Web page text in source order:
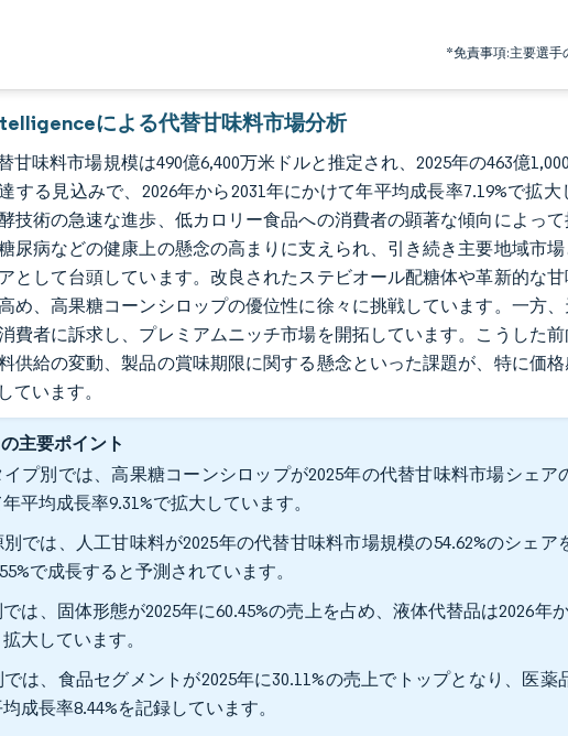
*免責事項:主要選手
による代替甘味料市場分析
甘味料市場規模は490億6,400万米ドルと推定され、2025年の463億
する見込みで、2026年から2031年にかけて年平均成長率7.19%で拡
技術の急速な進歩、低カロリー食品への消費者の顕著な傾向によっ
尿病などの健康上の懸念の高まりに支えられ、引き続き主要地域市
として台頭しています。改良されたステビオール配糖体や革新的な
め、高果糖コーンシロップの優位性に徐々に挑戦しています。一方
費者に訴求し、プレミアムニッチ市場を開拓しています。こうした
供給の変動、製品の賞味期限に関する懸念といった課題が、特に価
ています。
主要ポイント
プ別では、高果糖コーンシロップが2025年の代替甘味料市場シェア
平均成長率9.31%で拡大しています。
では、人工甘味料が2025年の代替甘味料市場規模の54.62%のシェ
で成長すると予測されています。
は、固体形態が2025年に60.45%の売上を占め、液体代替品は2026年
大しています。
は、食品セグメントが2025年に30.11%の売上でトップとなり、医
成長率8.44%を記録しています。